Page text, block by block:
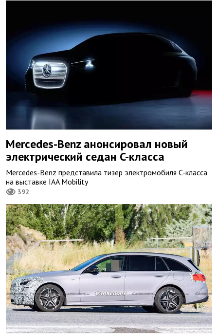
Mercedes-Benz анонсировал новый
электрический седан C-класса
Mercedes-Benz представила тизер электромобиля C-класса
на выставке IAA Mobility
392